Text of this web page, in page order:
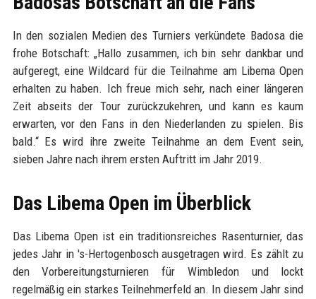
In den sozialen Medien des Turniers verkündete Badosa die
frohe Botschaft: „Hallo zusammen, ich bin sehr dankbar und
aufgeregt, eine Wildcard für die Teilnahme am Libema Open
erhalten zu haben. Ich freue mich sehr, nach einer längeren
Zeit abseits der Tour zurückzukehren, und kann es kaum
erwarten, vor den Fans in den Niederlanden zu spielen. Bis
bald.“ Es wird ihre zweite Teilnahme an dem Event sein,
sieben Jahre nach ihrem ersten Auftritt im Jahr 2019.
Das Libema Open im Überblick
Das Libema Open ist ein traditionsreiches Rasenturnier, das
jedes Jahr in 's-Hertogenbosch ausgetragen wird. Es zählt zu
den Vorbereitungsturnieren für Wimbledon und lockt
regelmäßig ein starkes Teilnehmerfeld an. In diesem Jahr sind